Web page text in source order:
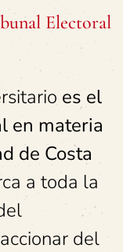
Electoral
es el
en materia
de Costa
a toda la
del